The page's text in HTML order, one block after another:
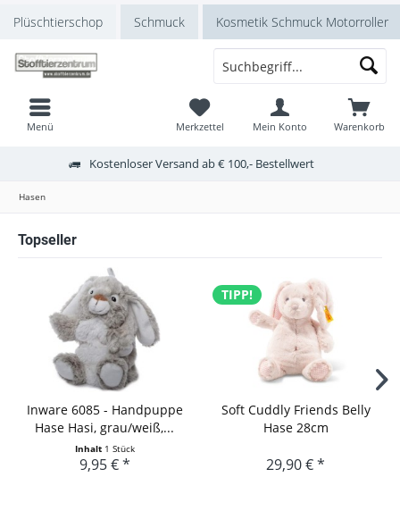
Plüschtierschop Schmuck Kosmetik Schmuck Motorroller
Menü Warenkorb
Merkzettel Mein Konto
Kostenloser Versand ab € 100,- Bestellwert
Hasen
Topseller
Inware 6085 - Handpuppe
Hase Hasi, grau/weiß,...
Inhalt 1 Stück
9,95 € *
TIPP!
Soft Cuddly Friends Belly
Hase 28cm
29,90 € *